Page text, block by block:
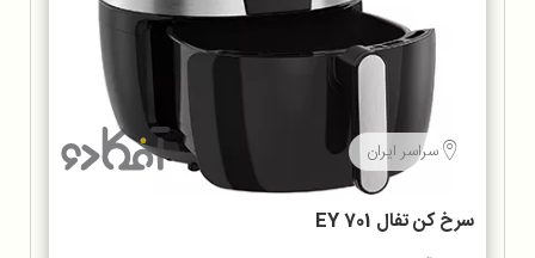
سراسر ایران
سرخ كن تفال EY 701